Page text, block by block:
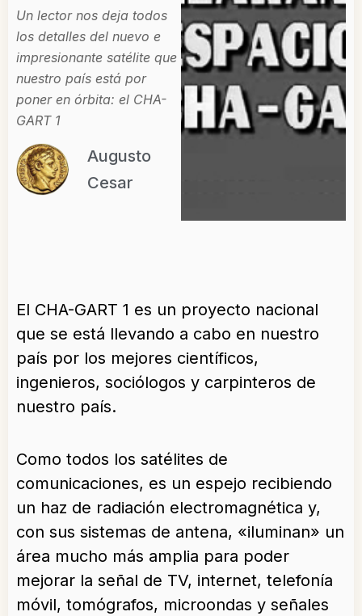
Un lector nos deja todos
los detalles del nuevo e
impresionante satélite que
nuestro país está por
poner en órbita: el CHA-
GART 1
Augusto
Cesar
El CHA-GART 1 es un proyecto nacional
que se está llevando a cabo en nuestro
país por los mejores científicos,
ingenieros, sociólogos y carpinteros de
nuestro país.
Como todos los satélites de
comunicaciones, es un espejo recibiendo
un haz de radiación electromagnética y,
con sus sistemas de antena, «iluminan» un
área mucho más amplia para poder
mejorar la señal de TV, internet, telefonía
móvil, tomógrafos, microondas y señales